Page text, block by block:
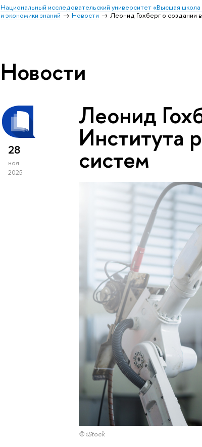
Национальный исследовательский университет «Высшая
и экономики знаний
Новости Леонид Гохберг о создании
Новости
28
ноя
2025
Леонид
Института
систем
© iStock